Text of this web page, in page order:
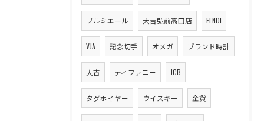
プルミエール 大吉弘前高田店 FENDI
VJA 記念切手 オメガ ブランド時計
大吉 ティファニー JCB
タグホイヤー ウイスキー 金貨